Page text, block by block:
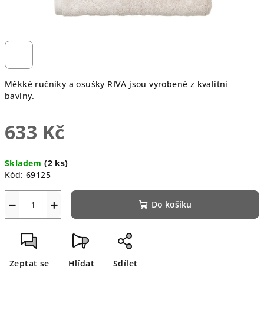
Měkké ručníky a osušky RIVA jsou vyrobené z kvalitní
bavlny.
633 Kč
cena:
Skladem(2 ks)
Kód: 69125
+
− Do košíku
Zeptat se Hlídat Sdílet